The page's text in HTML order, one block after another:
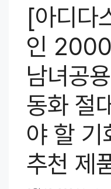
[아디다
인
남녀공
동화 절
야 할 기
추천 제